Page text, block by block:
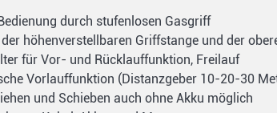
durch stufenlosen Gasgriff
höhenverstellbaren Griffstange und der
für Vor- und Rücklauffunktion, Freilauf
Vorlauffunktion (Distanzgeber 10-20-30
und Schieben auch ohne Akku möglich